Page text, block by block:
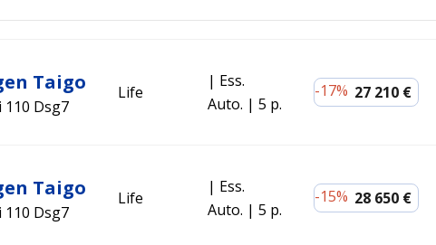
Taigo
110 Dsg7
Life
Ess.
Auto.
5 p.
-17% 27 210 €
Taigo
110 Dsg7
Life
Ess.
Auto.
5 p.
-15% 28 650 €